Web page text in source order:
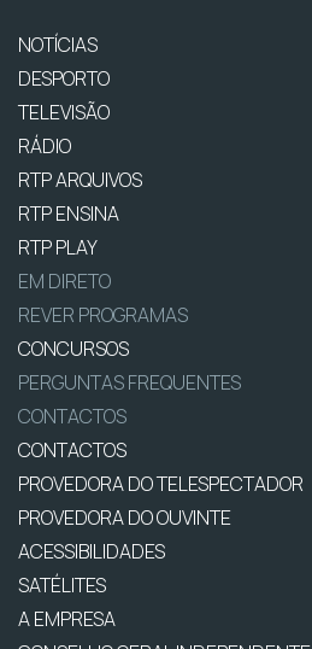
NOTÍCIAS
DESPORTO
TELEVISÃO
RÁDIO
RTP ARQUIVOS
RTP ENSINA
RTP PLAY
EM DIRETO
REVER PROGRAMAS
CONCURSOS
PERGUNTAS FREQUENTES
CONTACTOS
CONTACTOS
PROVEDORA DO TELESPECTADOR
PROVEDORA DO OUVINTE
ACESSIBILIDADES
SATÉLITES
A EMPRESA